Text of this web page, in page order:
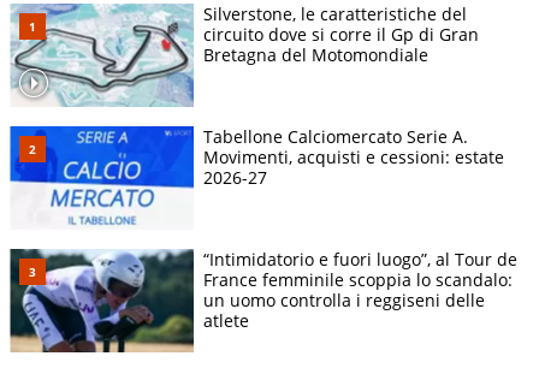
Silverstone, le caratteristiche del
circuito dove si corre il Gp di Gran
Bretagna del Motomondiale
Tabellone Calciomercato Serie A.
Movimenti, acquisti e cessioni: estate
2026-27
“Intimidatorio e fuori luogo”, al Tour de
France femminile scoppia lo scandalo:
un uomo controlla i reggiseni delle
atlete